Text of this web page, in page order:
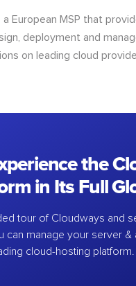
European MSP that
deployment and
on leading cloud
the
in Its Full
tour of Cloudways and
can manage your server &
cloud-hosting platform.